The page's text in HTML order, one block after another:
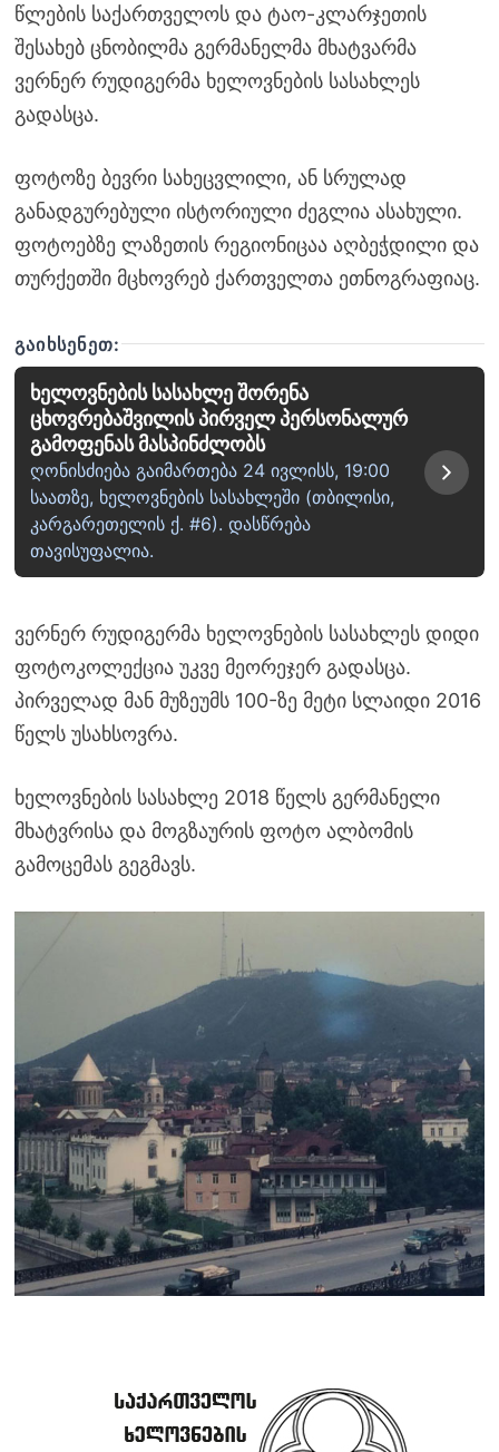
წლების საქართველოს და ტაო-კლარჯეთის
შესახებ ცნობილმა გერმანელმა მხატვარმა
ვერნერ რუდიგერმა ხელოვნების სასახლეს
გადასცა.
ფოტოზე ბევრი სახეცვლილი, ან სრულად
განადგურებული ისტორიული ძეგლია ასახული.
ფოტოებზე ლაზეთის რეგიონიცაა აღბეჭდილი და
თურქეთში მცხოვრებ ქართველთა ეთნოგრაფიაც.
ᲒᲐᲘᲮᲡᲔᲜᲔᲗ:
ხელოვნების სასახლე შორენა
ცხოვრებაშვილის პირველ პერსონალურ
გამოფენას მასპინძლობს
ღონისძიება გაიმართება 24 ივლისს, 19:00
საათზე, ხელოვნების სასახლეში (თბილისი,
კარგარეთელის ქ. #6). დასწრება
თავისუფალია.
ვერნერ რუდიგერმა ხელოვნების სასახლეს დიდი
ფოტოკოლექცია უკვე მეორეჯერ გადასცა.
პირველად მან მუზეუმს 100-ზე მეტი სლაიდი 2016
წელს უსახსოვრა.
ხელოვნების სასახლე 2018 წელს გერმანელი
მხატვრისა და მოგზაურის ფოტო ალბომის
გამოცემას გეგმავს.